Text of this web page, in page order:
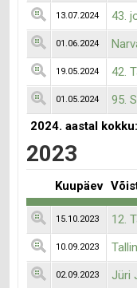
13.07.2024 43.
01.06.2024
19.05.2024 42.
01.05.2024 95.
2024. aastal kokku:
2023
Kuupäev
15.10.2023 12.
10.09.2023
02.09.2023 Jüri